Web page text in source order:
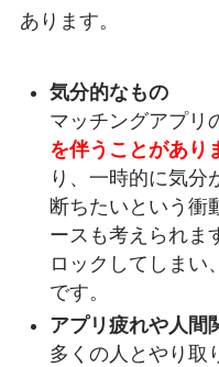
あります。
気分的なもの
マッチングアプリ
を伴うことがあり
り、一時的に気分
断ちたいという衝
ースも考えられま
ロックしてしまい
です。
アプリ疲れや人間
多くの人とやり取